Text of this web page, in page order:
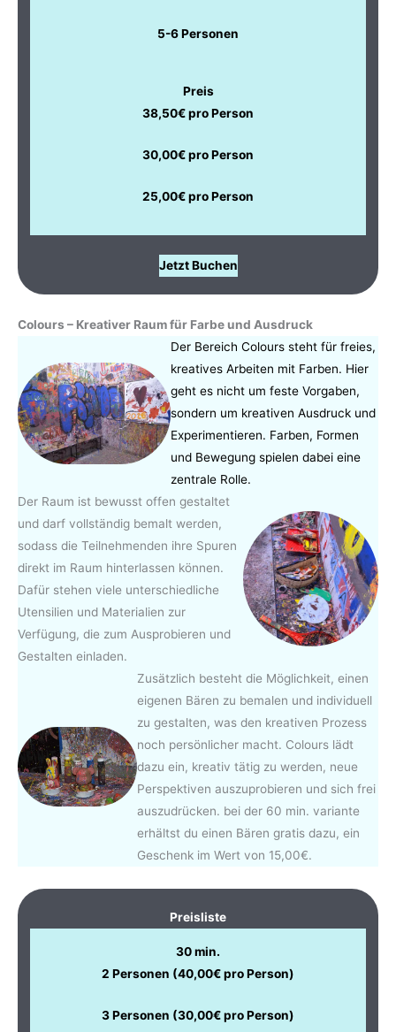
5-6 Personen
Preis
38,50€ pro Person
30,00€ pro Person
25,00€ pro Person
Jetzt Buchen
Colours – Kreativer Raum für Farbe und Ausdruck
Der Bereich Colours steht für freies,
kreatives Arbeiten mit Farben. Hier
geht es nicht um feste Vorgaben,
sondern um kreativen Ausdruck und
Experimentieren. Farben, Formen
und Bewegung spielen dabei eine
zentrale Rolle.
Der Raum ist bewusst offen gestaltet
und darf vollständig bemalt werden,
sodass die Teilnehmenden ihre Spuren
direkt im Raum hinterlassen können.
Dafür stehen viele unterschiedliche
Utensilien und Materialien zur
Verfügung, die zum Ausprobieren und
Gestalten einladen.
Zusätzlich besteht die Möglichkeit, einen
eigenen Bären zu bemalen und individuell
zu gestalten, was den kreativen Prozess
noch persönlicher macht. Colours lädt
dazu ein, kreativ tätig zu werden, neue
Perspektiven auszuprobieren und sich frei
auszudrücken. bei der 60 min. variante
erhältst du einen Bären gratis dazu, ein
Geschenk im Wert von 15,00€.
Preisliste
30 min.
2 Personen (40,00€ pro Person)
3 Personen (30,00€ pro Person)